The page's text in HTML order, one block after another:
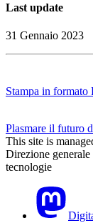
Last update
31 Gennaio 2023
Stampa in formato
Plasmare il futuro
This site is
Direzione
tecnologie